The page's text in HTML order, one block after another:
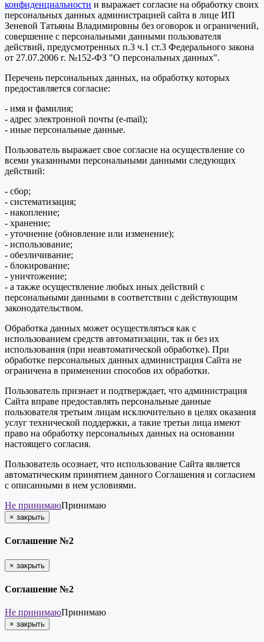
конфиденциальности и выражает согласие на обработку своих
персональных данных администрацией сайта в лице ИП
Зеневой Татьяны Владимировны без оговорок и ограничений,
совершение с персональными данными пользователя
действий, предусмотренных п.3 ч.1 ст.3 Федерального закона
от 27.07.2006 г. №152-ФЗ "О персональных данных".
Перечень персональных данных, на обработку которых
предоставляется согласие:
- имя и фамилия;
- адрес электронной почты (e-mail);
- иные персональные данные.
Пользователь выражает свое согласие на осуществление со
всеми указанными персональными данными следующих
действий:
- сбор;
- систематизация;
- накопление;
- хранение;
- уточнение (обновление или изменение);
- использование;
- обезличивание;
- блокирование;
- уничтожение;
- а также осуществление любых иных действий с
персональными данными в соответствии с действующим
законодательством.
Обработка данных может осуществляться как с
использованием средств автоматизации, так и без их
использования (при неавтоматической обработке). При
обработке персональных данных администрация Сайта не
ограничена в применении способов их обработки.
Пользователь признает и подтверждает, что администрация
Сайта вправе предоставлять персональные данные
пользователя третьим лицам исключительно в целях оказания
услуг технической поддержки, а такие третьи лица имеют
право на обработку персональных данных на основании
настоящего согласия.
Пользователь осознает, что использование Сайта является
автоматическим принятием данного Соглашения и согласием
с описанными в нем условиями.
Не принимаюПринимаю
× закрыть
Соглашение №2
× закрыть
Соглашение №2
Не принимаюПринимаю
× закрыть